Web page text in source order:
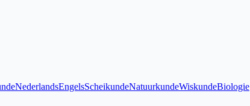
NederlandsEngelsScheikundeNatuurkundeWiskundeBiologie